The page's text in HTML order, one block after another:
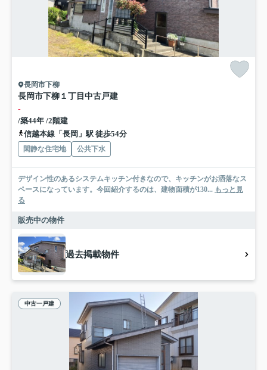
長岡市下柳
長岡市下柳１丁目中古戸建
-
/築44年 /2階建
信越本線「長岡」駅 徒歩54分
閑静な住宅地 公共下水
デザイン性のあるシステムキッチン付きなので、キッチンがお洒落なス
ペースになっています。今回紹介するのは、建物面積が130... もっと見
る
販売中の物件
過去掲載物件
中古一戸建